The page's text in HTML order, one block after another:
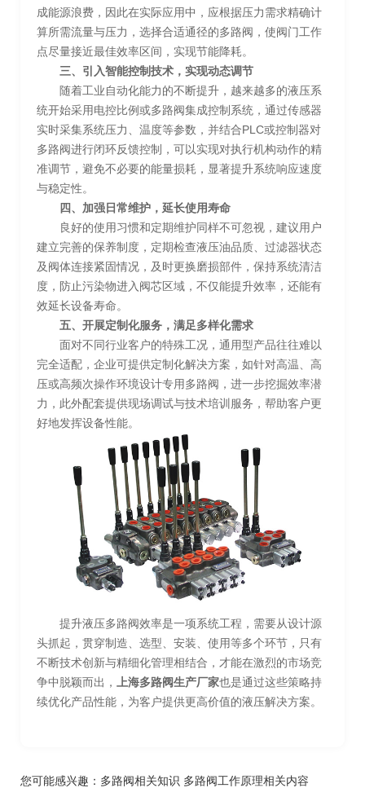
成能源浪费，因此在实际应用中，应根据压力需求精确计
算所需流量与压力，选择合适通径的多路阀，使阀门工作
点尽量接近最佳效率区间，实现节能降耗。
三、引入智能控制技术，实现动态调节
随着工业自动化能力的不断提升，越来越多的液压系
统开始采用电控比例或多路阀集成控制系统，通过传感器
实时采集系统压力、温度等参数，并结合PLC或控制器对
多路阀进行闭环反馈控制，可以实现对执行机构动作的精
准调节，避免不必要的能量损耗，显著提升系统响应速度
与稳定性。
四、加强日常维护，延长使用寿命
良好的使用习惯和定期维护同样不可忽视，建议用户
建立完善的保养制度，定期检查液压油品质、过滤器状态
及阀体连接紧固情况，及时更换磨损部件，保持系统清洁
度，防止污染物进入阀芯区域，不仅能提升效率，还能有
效延长设备寿命。
五、开展定制化服务，满足多样化需求
面对不同行业客户的特殊工况，通用型产品往往难以
完全适配，企业可提供定制化解决方案，如针对高温、高
压或高频次操作环境设计专用多路阀，进一步挖掘效率潜
力，此外配套提供现场调试与技术培训服务，帮助客户更
好地发挥设备性能。
提升液压多路阀效率是一项系统工程，需要从设计源
头抓起，贯穿制造、选型、安装、使用等多个环节，只有
不断技术创新与精细化管理相结合，才能在激烈的市场竞
争中脱颖而出，
上海多路阀生产厂家也是通过这些策略持
续优化产品性能，为客户提供更高价值的液压解决方案。
您可能感兴趣： 多路阀相关知识 多路阀工作原理相关内容